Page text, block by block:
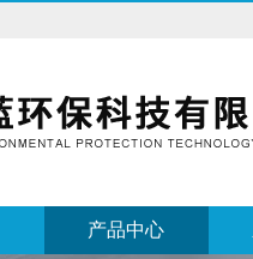
产品中心